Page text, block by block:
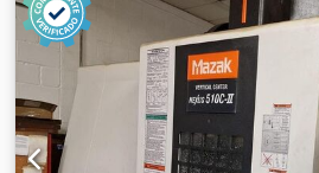
Csdpfjzq Hwnsx Acgjrf Fabricante:
transportador de virutas y
de fabricación: 1985 Datos
560 mm Recorridos en el eje Y: 410
eje Z: 380 mm Control: Mazatrol
mesa: 900 mm Ancho de la mesa: